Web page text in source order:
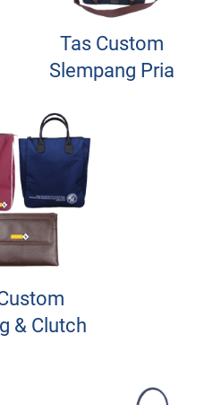
Tas Custom
Slempang Pria
& Clutch